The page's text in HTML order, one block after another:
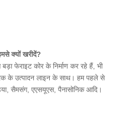
क्यों खरीदें?
फेराइट कोर के निर्माण कर रहे हैं, भी
के उत्पादन लाइन के साथ। हम पहले से
सैमसंग, एएसयूएस, पैनासोनिक आदि।